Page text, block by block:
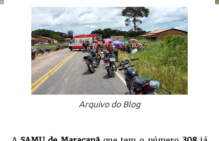
Arquivo do Blog